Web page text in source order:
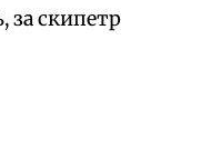
за скипетр